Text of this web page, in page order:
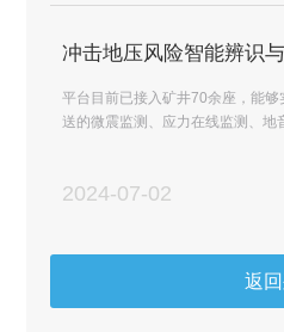
平台目前已接入矿井70余座，能
送的微震监测、应力在线监测、
2024-07-02
返